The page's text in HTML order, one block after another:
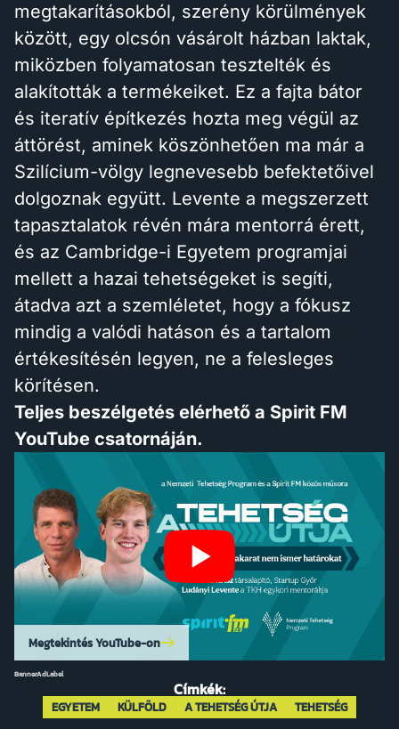
megtakarításokból, szerény körülmények
között, egy olcsón vásárolt házban laktak,
miközben folyamatosan tesztelték és
alakították a termékeiket. Ez a fajta bátor
és iteratív építkezés hozta meg végül az
áttörést, aminek köszönhetően ma már a
Szilícium-völgy legnevesebb befektetőivel
dolgoznak együtt. Levente a megszerzett
tapasztalatok révén mára mentorrá érett,
és az Cambridge-i Egyetem programjai
mellett a hazai tehetségeket is segíti,
átadva azt a szemléletet, hogy a fókusz
mindig a valódi hatáson és a tartalom
értékesítésén legyen, ne a felesleges
körítésen.
Teljes beszélgetés elérhető a Spirit FM
YouTube csatornáján.
Megtekintés YouTube-on
BannerAdLabel
Címkék:
EGYETEM KÜLFÖLD A TEHETSÉG ÚTJA TEHETSÉG